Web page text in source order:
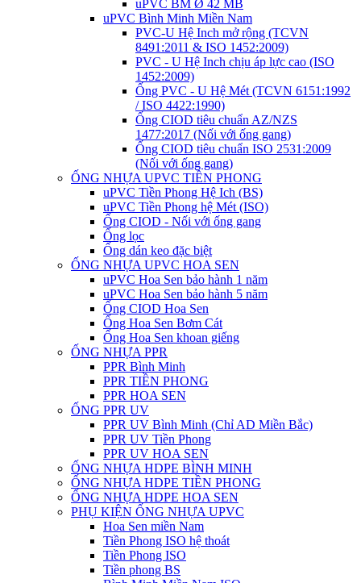
uPVC BM Ø 42 MB
uPVC Bình Minh Miền Nam
PVC-U Hệ Inch mở rộng (TCVN
8491:2011 & ISO 1452:2009)
PVC - U Hệ Inch chịu áp lực cao (ISO
1452:2009)
Ống PVC - U Hệ Mét (TCVN 6151:1992
/ ISO 4422:1990)
Ống CIOD tiêu chuẩn AZ/NZS
1477:2017 (Nối với ống gang)
Ống CIOD tiêu chuẩn ISO 2531:2009
(Nối với ống gang)
ỐNG NHỰA UPVC TIỀN PHONG
uPVC Tiền Phong Hệ Ich (BS)
uPVC Tiền Phong hệ Mét (ISO)
Ống CIOD - Nối với ống gang
Ống lọc
Ống dán keo đặc biệt
ỐNG NHỰA UPVC HOA SEN
uPVC Hoa Sen bảo hành 1 năm
uPVC Hoa Sen bảo hành 5 năm
Ống CIOD Hoa Sen
Ống Hoa Sen Bơm Cát
Ống Hoa Sen khoan giếng
ỐNG NHỰA PPR
PPR Bình Minh
PPR TIỀN PHONG
PPR HOA SEN
ỐNG PPR UV
PPR UV Bình Minh (Chỉ AD Miền Bắc)
PPR UV Tiền Phong
PPR UV HOA SEN
ỐNG NHỰA HDPE BÌNH MINH
ỐNG NHỰA HDPE TIỀN PHONG
ỐNG NHỰA HDPE HOA SEN
PHỤ KIỆN ỐNG NHỰA UPVC
Hoa Sen miền Nam
Tiền Phong ISO hệ thoát
Tiền Phong ISO
Tiền phong BS